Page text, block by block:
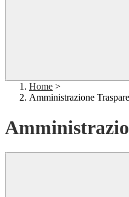
Home >
Amministrazione